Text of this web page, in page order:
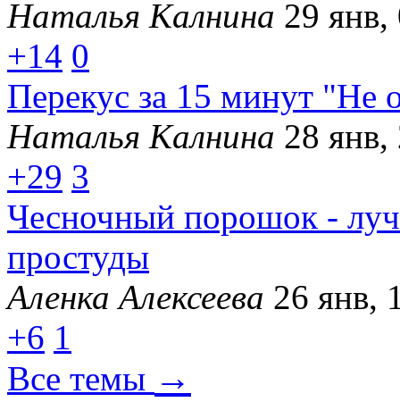
Наталья Калнина 29 янв,
+14 0
Перекус за 15 минут "Не
Наталья Калнина 28 янв,
+29 3
Чесночный порошок -
простуды
Аленка Алексеева 26 янв,
+6 1
Все темы →